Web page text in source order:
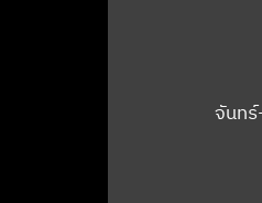
จันทร์